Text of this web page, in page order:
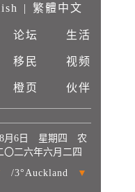
| 繁體中文
论坛 生活
移民 视频
橙页 伙伴
8月6日 星期四 农
〇二六年六月二四
/3°Auckland ▼